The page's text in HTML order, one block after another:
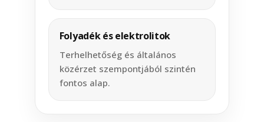
Folyadék és elektrolitok
Terhelhetőség és általános
közérzet szempontjából szintén
fontos alap.